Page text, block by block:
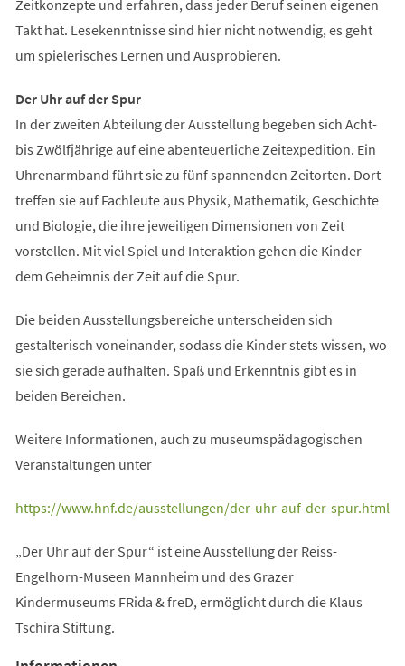
Zeitkonzepte und erfahren, dass jeder Beruf seinen eigenen
Takt hat. Lesekenntnisse sind hier nicht notwendig, es geht
um spielerisches Lernen und Ausprobieren.
Der Uhr auf der Spur
In der zweiten Abteilung der Ausstellung begeben sich Acht-
bis Zwölfjährige auf eine abenteuerliche Zeitexpedition. Ein
Uhrenarmband führt sie zu fünf spannenden Zeitorten. Dort
treffen sie auf Fachleute aus Physik, Mathematik, Geschichte
und Biologie, die ihre jeweiligen Dimensionen von Zeit
vorstellen. Mit viel Spiel und Interaktion gehen die Kinder
dem Geheimnis der Zeit auf die Spur.
Die beiden Ausstellungsbereiche unterscheiden sich
gestalterisch voneinander, sodass die Kinder stets wissen, wo
sie sich gerade aufhalten. Spaß und Erkenntnis gibt es in
beiden Bereichen.
Weitere Informationen, auch zu museumspädagogischen
Veranstaltungen unter
https://www.hnf.de/ausstellungen/der-uhr-auf-der-spur.html
(Öffnet
einem
neuen
Tab)
„Der Uhr auf der Spur“ ist eine Ausstellung der Reiss-
Engelhorn-Museen Mannheim und des Grazer
Kindermuseums FRida & freD, ermöglicht durch die Klaus
Tschira Stiftung.